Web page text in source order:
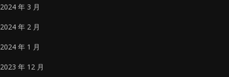
2024 年 3 月
2024 年 2 月
2024 年 1 月
2023 年 12 月